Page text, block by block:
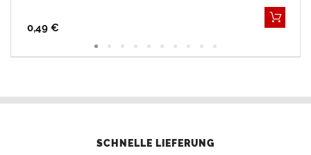
0,49 €
SCHNELLE LIEFERUNG